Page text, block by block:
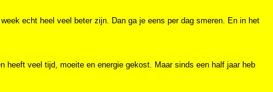
echt heel veel beter zijn. Dan ga je eens per dag smeren. En in het
heeft veel tijd, moeite en energie gekost. Maar sinds een half jaar heb